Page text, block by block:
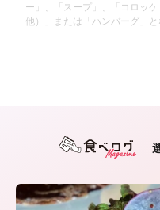
ー」、「スープ」、「コロッ
他）」または「ハンバーグ」と